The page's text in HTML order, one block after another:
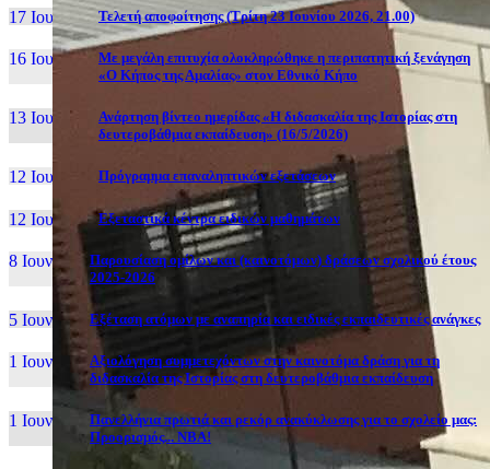
17 Ιουν, 26 Τελετή αποφοίτησης (Τρίτη 23 Ιουνίου 2026, 21.00)
16 Ιουν, 26
Με μεγάλη επιτυχία ολοκληρώθηκε η περιπατητική ξενάγηση
«Ο Κήπος της Αμαλίας» στον Εθνικό Κήπο
13 Ιουν, 26
Ανάρτηση βίντεο ημερίδας «Η διδασκαλία της Ιστορίας στη
δευτεροβάθμια εκπαίδευση» (16/5/2026)
12 Ιουν, 26 Πρόγραμμα επαναληπτικών εξετάσεων
12 Ιουν, 26 Εξεταστικά κέντρα ειδικών μαθημάτων
8 Ιουν, 26
Παρουσίαση ομίλων και (καινοτόμων) δράσεων σχολικού έτους
2025-2026
5 Ιουν, 26 Εξέταση ατόμων με αναπηρία και ειδικές εκπαιδευτικές ανάγκες
1 Ιουν, 26
Αξιολόγηση συμμετεχόντων στην καινοτόμα δράση για τη
διδασκαλία της Ιστορίας στη δευτεροβάθμια εκπαίδευση
1 Ιουν, 26
Πανελλήνια πρωτιά και ρεκόρ ανακύκλωσης για το σχολείο μας:
Προορισμός... NBA!